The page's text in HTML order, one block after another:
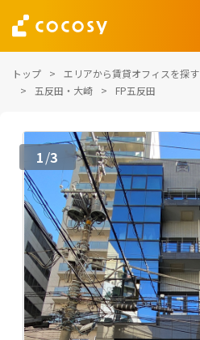
トップ エリアから賃貸オフィスを探す
五反田・大崎
FP五反田
1/3